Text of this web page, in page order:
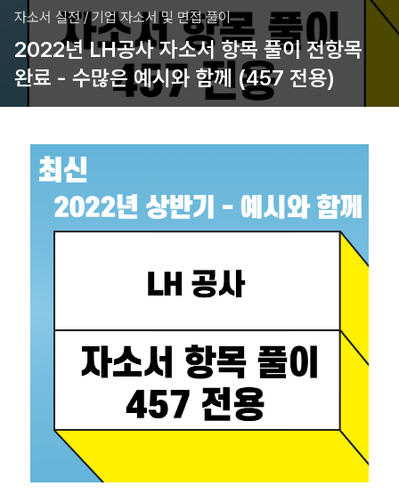
자소서 실전/기업 자소서 및 면접 풀이
2022년 LH공사 자소서 항목 풀이 전항목
완료 - 수많은 예시와 함께 (457 전용)